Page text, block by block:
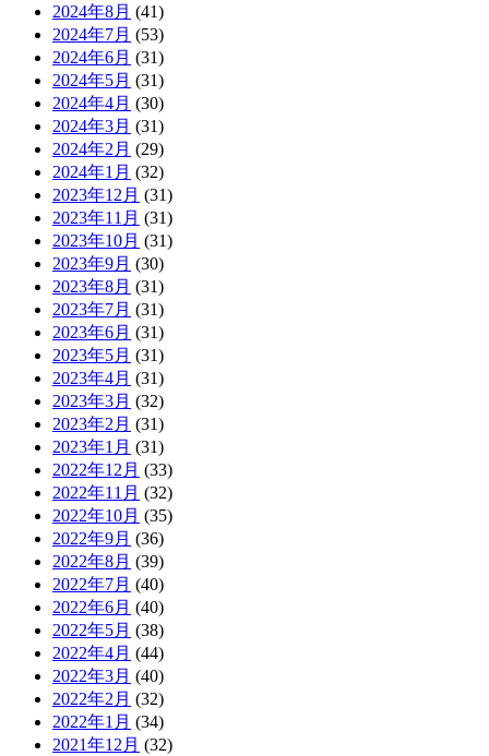
2024年8月 (41)
2024年7月 (53)
2024年6月 (31)
2024年5月 (31)
2024年4月 (30)
2024年3月 (31)
2024年2月 (29)
2024年1月 (32)
2023年12月 (31)
2023年11月 (31)
2023年10月 (31)
2023年9月 (30)
2023年8月 (31)
2023年7月 (31)
2023年6月 (31)
2023年5月 (31)
2023年4月 (31)
2023年3月 (32)
2023年2月 (31)
2023年1月 (31)
2022年12月 (33)
2022年11月 (32)
2022年10月 (35)
2022年9月 (36)
2022年8月 (39)
2022年7月 (40)
2022年6月 (40)
2022年5月 (38)
2022年4月 (44)
2022年3月 (40)
2022年2月 (32)
2022年1月 (34)
2021年12月 (32)